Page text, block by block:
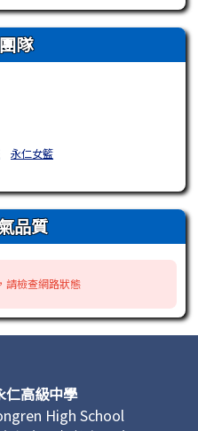
隊
永仁女籃
品質
檢查網路狀態
仁高級中學
High School